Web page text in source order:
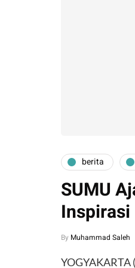
berita
SUMU
By Muhammad Saleh